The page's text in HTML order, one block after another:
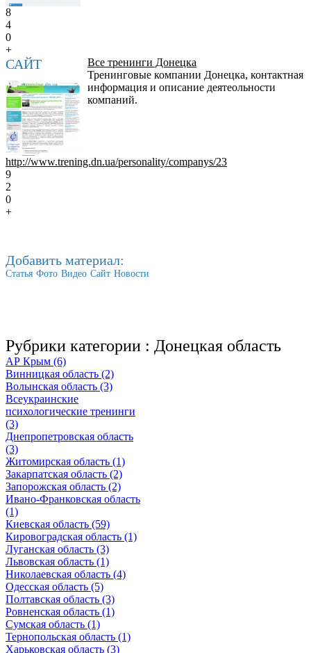
8
4
0
+
САЙТ
Все тренинги Донецка
Тренинговые компании Донецка, контактная
информация и описание деятеольности
компаний.
http://www.trening.dn.ua/personality/companys/23
9
2
0
+
Добавить материал:
Статья Фото Видео Сайт Новости
Рубрики категории : Донецкая область
АР Крым (6)
Винницкая область (2)
Волынская область (3)
Всеукраинские
психологические тренинги
(3)
Днепропетровская область
(3)
Житомирская область (1)
Закарпатская область (2)
Запорожская область (2)
Ивано-Франковская область
(1)
Киевская область (59)
Кировоградская область (1)
Луганская область (3)
Львовская область (1)
Николаевская область (4)
Одесская область (5)
Полтавская область (3)
Ровненская область (1)
Сумская область (1)
Тернопольская область (1)
Харьковская область (3)